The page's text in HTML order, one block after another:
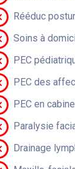
Rééduc
Soins à
PEC
PEC des
PEC en
Paralysie
Drainage